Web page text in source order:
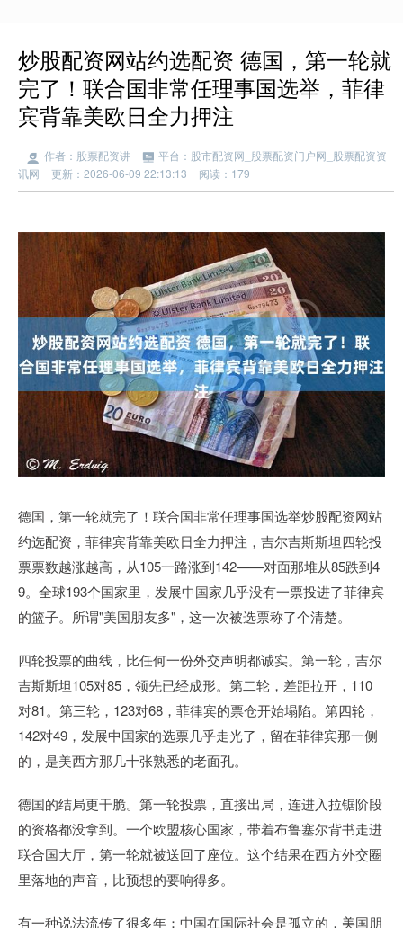
炒股配资网站约选配资 德国，第一轮就
完了！联合国非常任理事国选举，菲律
宾背靠美欧日全力押注
作者：股票配资讲
平台：股市配资网_股票配资门户网_股票配资资
讯网
更新：2026-06-09 22:13:13 阅读：179
德国，第一轮就完了！联合国非常任理事国选举炒股配资网站
约选配资，菲律宾背靠美欧日全力押注，吉尔吉斯斯坦四轮投
票票数越涨越高，从105一路涨到142——对面那堆从85跌到4
9。全球193个国家里，发展中国家几乎没有一票投进了菲律宾
的篮子。所谓"美国朋友多"，这一次被选票称了个清楚。
四轮投票的曲线，比任何一份外交声明都诚实。第一轮，吉尔
吉斯斯坦105对85，领先已经成形。第二轮，差距拉开，110
对81。第三轮，123对68，菲律宾的票仓开始塌陷。第四轮，
142对49，发展中国家的选票几乎走光了，留在菲律宾那一侧
的，是美西方那几十张熟悉的老面孔。
德国的结局更干脆。第一轮投票，直接出局，连进入拉锯阶段
的资格都没拿到。一个欧盟核心国家，带着布鲁塞尔背书走进
联合国大厅，第一轮就被送回了座位。这个结果在西方外交圈
里落地的声音，比预想的要响得多。
有一种说法流传了很多年：中国在国际社会是孤立的，美国朋